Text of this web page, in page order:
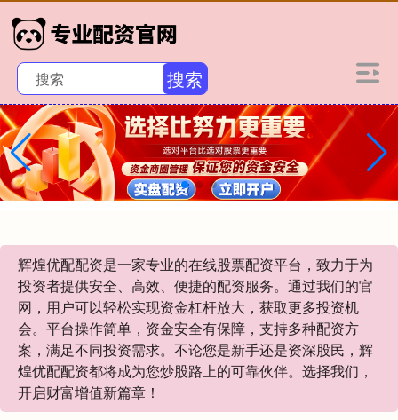
搜索
辉煌优配配资是一家专业的在线股票配资平台，致力于为
投资者提供安全、高效、便捷的配资服务。通过我们的官
网，用户可以轻松实现资金杠杆放大，获取更多投资机
会。平台操作简单，资金安全有保障，支持多种配资方
案，满足不同投资需求。不论您是新手还是资深股民，辉
煌优配配资都将成为您炒股路上的可靠伙伴。选择我们，
开启财富增值新篇章！